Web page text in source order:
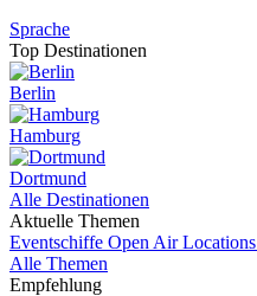
Sprache
Top Destinationen
Berlin
Hamburg
Dortmund
Alle Destinationen
Aktuelle Themen
Eventschiffe Open Air Locations
Alle Themen
Empfehlung